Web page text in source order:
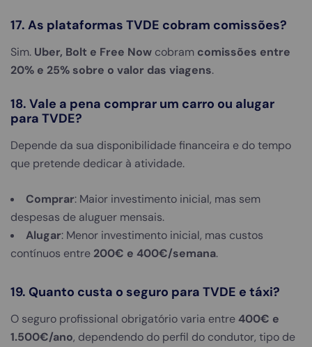
17. As plataformas TVDE cobram comissões?
Sim. Uber, Bolt e Free Now cobram comissões entre
20% e 25% sobre o valor das viagens.
18. Vale a pena comprar um carro ou alugar
para TVDE?
Depende da sua disponibilidade financeira e do tempo
que pretende dedicar à atividade.
Comprar: Maior investimento inicial, mas sem
despesas de aluguer mensais.
Alugar: Menor investimento inicial, mas custos
contínuos entre 200€ e 400€/semana.
19. Quanto custa o seguro para TVDE e táxi?
O seguro profissional obrigatório varia entre400€ e
1.500€/ano, dependendo do perfil do condutor, tipo de